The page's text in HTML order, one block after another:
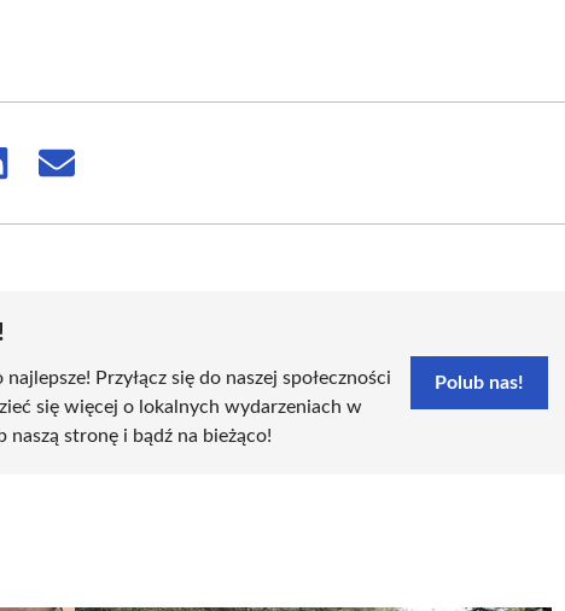
Share
Przyłącz się do naszej społeczności
się więcej o lokalnych wydarzeniach w
stronę i bądź na bieżąco!
Polub nas!